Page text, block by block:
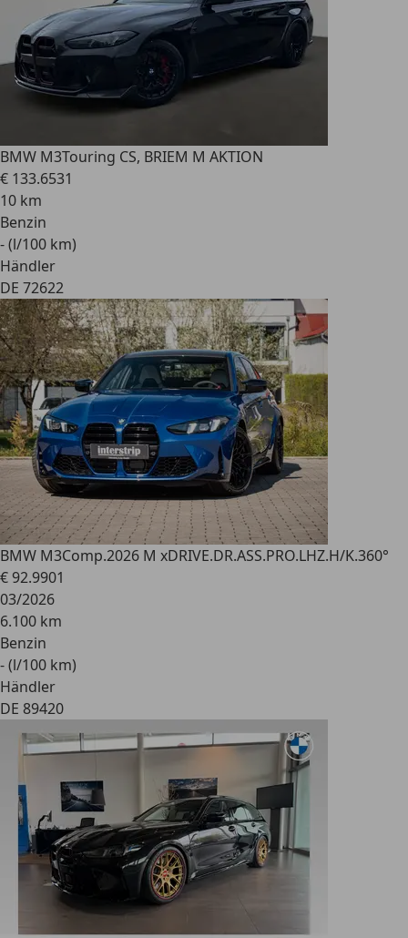
BMW M3Touring CS, BRIEM M AKTION
€ 133.6531
10 km
Benzin
- (l/100 km)
Händler
DE 72622
BMW M3Comp.2026 M xDRIVE.DR.ASS.PRO.LHZ.H/K.360°
€ 92.9901
03/2026
6.100 km
Benzin
- (l/100 km)
Händler
DE 89420